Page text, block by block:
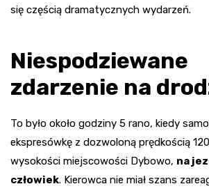
się częścią dramatycznych wydarzeń.
Niespodziewane
zdarzenie na
To było około godziny 5 rano, kiedy
ekspresówkę z dozwoloną prędkością
wysokości miejscowości Dybowo, na
człowiek. Kierowca nie miał szans